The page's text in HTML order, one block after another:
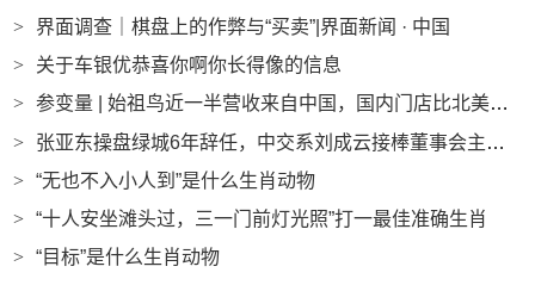
>
界面调查｜棋盘上的作弊与“买卖”|界面新闻 · 中国
>
关于车银优恭喜你啊你长得像的信息
>
参变量 | 始祖鸟近一半营收来自中国，国内门店比北美更赚钱|界面新闻
>
张亚东操盘绿城6年辞任，中交系刘成云接棒董事会主席|界面新闻 · 地产
>
“无也不入小人到”是什么生肖动物
>
“十人安坐滩头过，三一门前灯光照”打一最佳准确生肖
>
“目标”是什么生肖动物